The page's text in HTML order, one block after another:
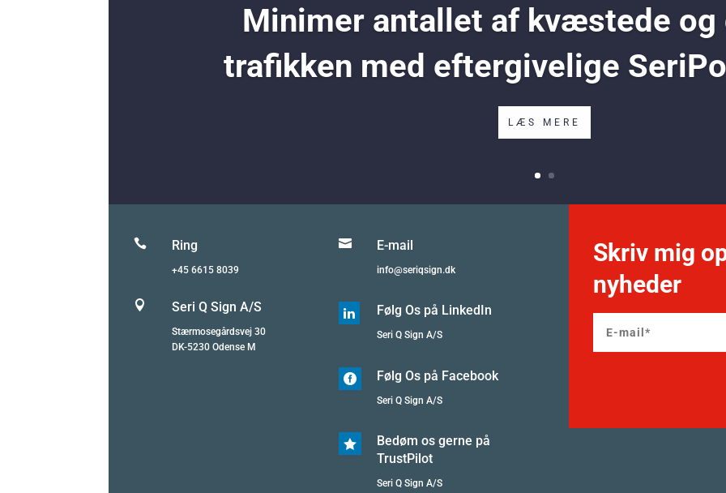
Minimer antallet af kvæstede
trafikken med eftergivelige
LÆS MERE
 Ring
+45 6615 8039
 Seri Q Sign A/S
Stærmosegårdsvej 30
DK-5230 Odense M
 E-mail
info@seriqsign.dk
 Følg Os på LinkedIn
Seri Q Sign A/S
 Følg Os på Facebook
Seri Q Sign A/S

Bedøm os gerne på
TrustPilot
Seri Q Sign A/S
Skriv mig
nyheder